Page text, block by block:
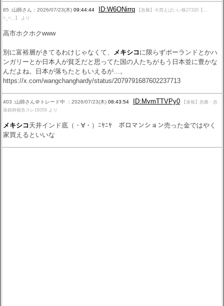
85 :山師さん：2026/07/23(木) 09:44:44 ID:W6ONirrq
【急騰】今買えばいい株27320【…
>_<…】 より
高市ホクホクwww
別に富裕層がきてるわけじゃなくて、 メキシコ に限らずポーランドとかハ
ンガリーとか日本人が貧乏だと思ってた国の人たちがもう日本並に豊かな
んだよね。日本が落ちたともいえるが…。
https://x.com/wangchanghardy/status/2079791687602237713
403 :山師さん＠トレード中 ：2026/07/23(木) 08:43:54 ID:MvmTTVPy0
【速報】急騰・急
落銘柄報告スレ19359 より
メキシコ 天井インド底（・∀・）ﾆﾔﾆﾔ ボロマンション売った金ではやく
家買えるといいな